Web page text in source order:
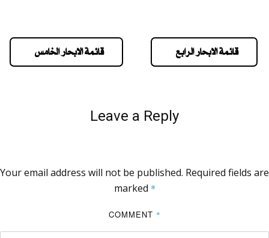
قائمة الابحار الخامس قائمة الابحار الرابع
Leave a Reply
Your email address will not be published. Required fields are
marked *
COMMENT *